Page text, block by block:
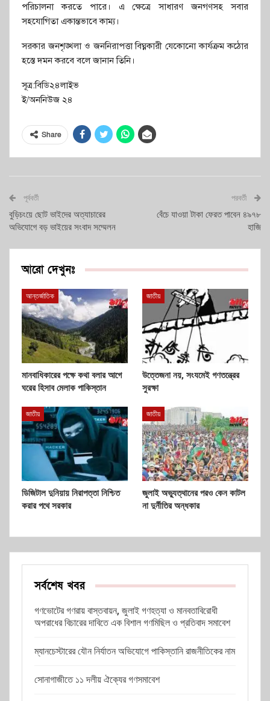
পরিচালনা করতে পারে। এ ক্ষেত্রে সাধারণ জনগণসহ সবার
সহযোগিতা একান্তভাবে কাম্য।
সরকার জনশৃঙ্খলা ও জননিরাপত্তা বিঘ্নকারী যেকোনো কার্যক্রম কঠোর
হস্তে দমন করবে বলে জানান তিনি।
সূত্র:বিডি২৪লাইভ
ই/অননিউজ ২৪
Share
পূর্ববর্তী
বুড়িচংয়ে ছোট ভাইদের অত্যাচারের
অভিযোগে বড় ভাইয়ের সংবাদ সম্মেলন
পরবর্তী
বেঁচে যাওয়া টাকা ফেরত পাবেন ৪৯৭৮
হাজি
আরো দেখুনঃ
আন্তর্জাতিক
মানবাধিকারের পক্ষে কথা বলার আগে
ঘরের হিসাব মেলাক পাকিস্তান
জাতীয়
উত্তেজনা নয়, সংযমেই গণতন্ত্রের
সুরক্ষা
জাতীয়
ডিজিটাল দুনিয়ায় নিরাপত্তা নিশ্চিত
করার পথে সরকার
জাতীয়
জুলাই অভ্যুত্থানের পরও কেন কাটল
না দুর্নীতির অন্ধকার
সর্বশেষ খবর
গণভোটের গণরায় বাস্তবায়ন, জুলাই গণহত্যা ও মানবতাবিরোধী
অপরাধের বিচারের দাবিতে এক বিশাল গণমিছিল ও প্রতিবাদ সমাবেশ
ম্যানচেস্টারের যৌন নির্যাতন অভিযোগে পাকিস্তানি রাজনীতিকের নাম
সোনাগাজীতে ১১ দলীয় ঐক্যের গণসমাবেশ